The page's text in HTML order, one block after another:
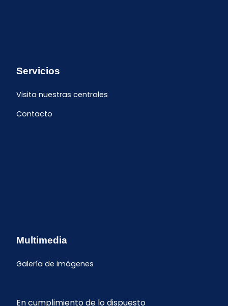
Servicios
Visita nuestras centrales
Contacto
Multimedia
Galería de imágenes
En cumplimiento de lo dispuesto